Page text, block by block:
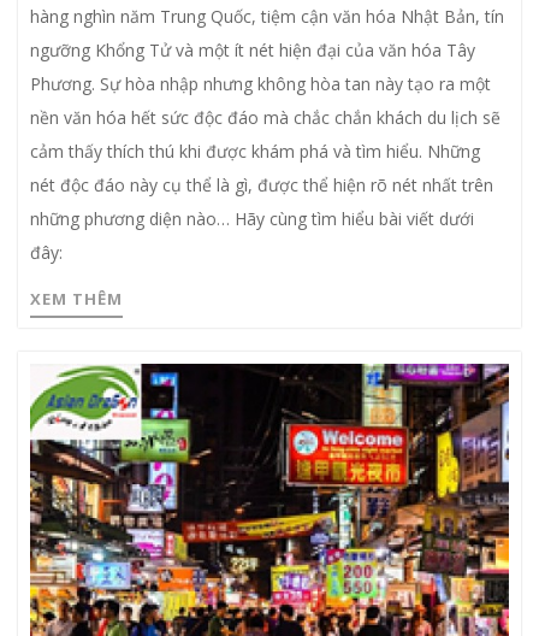
hàng nghìn năm Trung Quốc, tiệm cận văn hóa Nhật Bản, tín
ngưỡng Khổng Tử và một ít nét hiện đại của văn hóa Tây
Phương. Sự hòa nhập nhưng không hòa tan này tạo ra một
nền văn hóa hết sức độc đáo mà chắc chắn khách du lịch sẽ
cảm thấy thích thú khi được khám phá và tìm hiểu. Những
nét độc đáo này cụ thể là gì, được thể hiện rõ nét nhất trên
những phương diện nào… Hãy cùng tìm hiểu bài viết dưới
đây:
XEM THÊM